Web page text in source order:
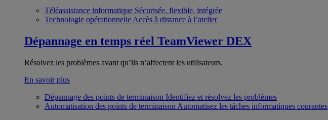
Téléassistance informatique Sécurisée, flexible, intégrée
Technologie opérationnelle Accès à distance à l’atelier
Dépannage en temps réel TeamViewer DEX
Résolvez les problèmes avant qu’ils n’affectent les utilisateurs.
En savoir plus
Dépannage des points de terminaison Identifiez et résolvez les problèmes
Automatisation des points de terminaison Automatisez les tâches informatiques courantes